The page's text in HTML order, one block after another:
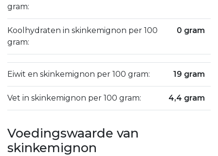
gram:
Koolhydraten in skinkemignon per 100
gram:
0 gram
Eiwit en skinkemignon per 100 gram: 19 gram
Vet in skinkemignon per 100 gram: 4,4 gram
Voedingswaarde van
skinkemignon